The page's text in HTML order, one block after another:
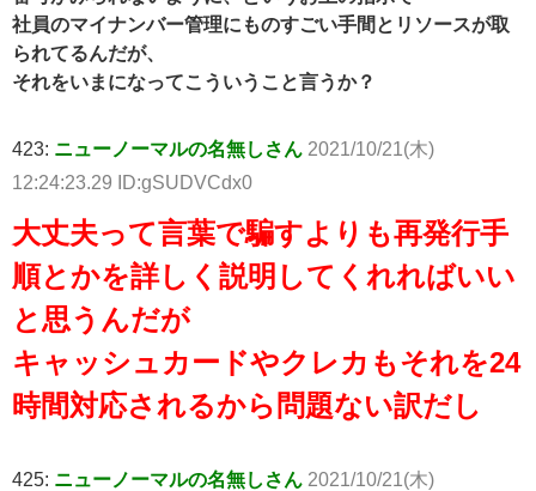
社員のマイナンバー管理にものすごい手間とリソースが取
られてるんだが、
それをいまになってこういうこと言うか？
423: ニューノーマルの名無しさん 2021/10/21(木)
12:24:23.29 ID:gSUDVCdx0
大丈夫って言葉で騙すよりも再発行手
順とかを詳しく説明してくれればいい
と思うんだが
キャッシュカードやクレカもそれを24
時間対応されるから問題ない訳だし
425: ニューノーマルの名無しさん 2021/10/21(木)